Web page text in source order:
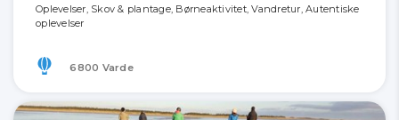
Oplevelser, Skov & plantage, Børneaktivitet, Vandretur, Autentiske
oplevelser
6800 Varde